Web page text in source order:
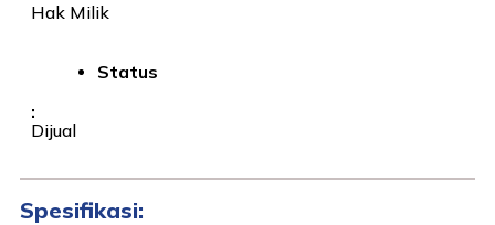
Hak Milik
Status
:
Dijual
Spesifikasi: